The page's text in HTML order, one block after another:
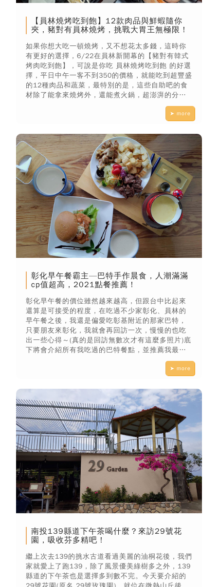
【員林燒烤吃到飽】12款肉品與鮮蝦隨你
夾，豬對有員林燒烤，挑戰大胃王無極限！
如果你想大吃一頓燒烤，又不想花太多錢，這時你
有更好的選擇，6/22在員林新開幕的【豬對有韓式
烤肉吃到飽】，可說是你吃 員林燒烤吃到飽 的好選
擇，平日中午一客不到350的價格，就能吃到超豐盛
的12種肉品和蔬菜，最特別的是，這些自助吧的食
材除了能拿來燒烤外，還能煮火鍋，超澎湃的分
量，真的是能讓人心滿意足甚至是撐破肚皮！
➤ more
彰化早午餐霸主—巴特手作晨食，人潮滿滿
cp值超高，2021點餐推薦！
彰化早午餐的價位雖然越來越高，但跟台中比起來
還算是可接受的程度，在吃過不少家彰化、員林的
早午餐之後，我還是偏愛吃彰基附近的那家巴特，
只要朋友來彰化，我就會再回訪一次，慢慢的也吃
出一些心得～(真的是回訪無數次才有這麼多照片)底
下將會介紹所有我吃過的巴特餐點，並推薦我最愛
➤ more
南投139縣道下午茶喝什麼？來訪29號花
園，吸收芬多精吧！
繼上次去139的挑水古道看過美麗的油桐花後，我們
家就愛上了跑139，除了風景優美綠樹多之外，139
縣道的下午茶也是選擇多到數不完。今天要介紹的